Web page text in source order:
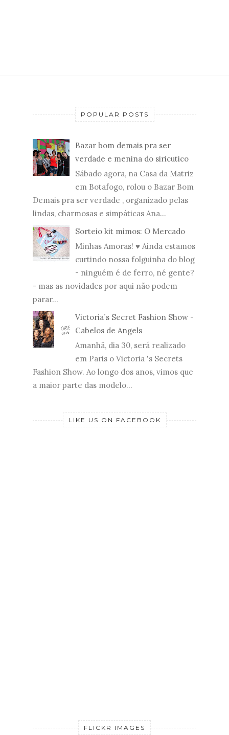
POPULAR POSTS
Bazar bom demais pra ser
verdade e menina do siricutico
Sábado agora, na Casa da Matriz
em Botafogo, rolou o Bazar Bom
Demais pra ser verdade , organizado pelas
lindas, charmosas e simpáticas Ana...
Sorteio kit mimos: O Mercado
Minhas Amoras! ♥ Ainda estamos
curtindo nossa folguinha do blog
- ninguém é de ferro, né gente?
- mas as novidades por aqui não podem
parar...
Victoria´s Secret Fashion Show -
Cabelos de Angels
Amanhã, dia 30, será realizado
em Paris o Victoria 's Secrets
Fashion Show. Ao longo dos anos, vimos que
a maior parte das modelo...
LIKE US ON FACEBOOK
FLICKR IMAGES